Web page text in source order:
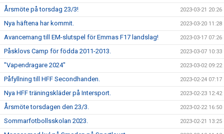
Årsmöte på torsdag 23/3! 2023-03-21 20:26
Nya häftena har kommit. 2023-03-20 11:28
Avancemang till EM-slutspel för Emmas F17 landslag! 2023-03-17 07:26
Påsklovs Camp för födda 2011-2013. 2023-03-07 10:33
"Vapendragare 2024" 2023-03-02 09:22
Påfyllning till HFF Secondhanden. 2023-02-24 07:17
Nya HFF träningskläder på Intersport. 2023-02-23 12:42
Årsmöte torsdagen den 23/3. 2023-02-22 16:50
Sommarfotbollsskolan 2023. 2023-02-21 13:25